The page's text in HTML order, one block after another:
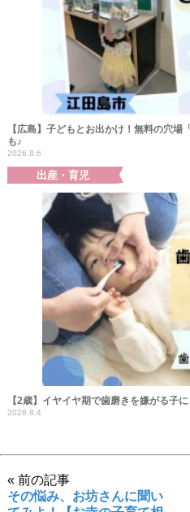
【広島】子どもとお出かけ！無料の穴
も♪
2026.8.6
出産・育児
【2歳】イヤイヤ期で歯磨きを嫌がる子
2026.8.4
« 前の記事
その悩み、お坊さんに聞い